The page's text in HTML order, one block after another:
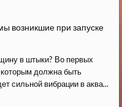
возникшие при запуске
в штыки? Во первых
должна быть
сильной вибрации в аква...